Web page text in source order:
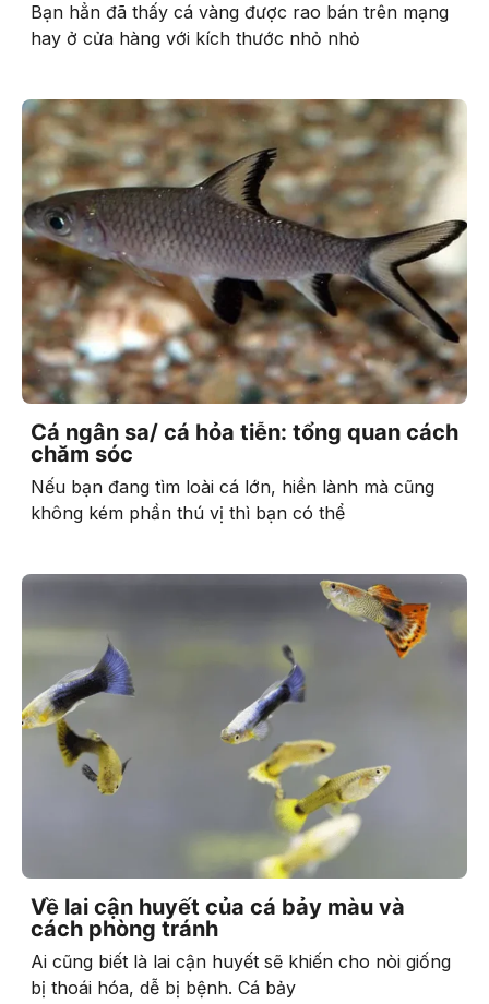
Bạn hẳn đã thấy cá vàng được rao bán trên mạng
hay ở cửa hàng với kích thước nhỏ nhỏ
Cá ngân sa/ cá hỏa tiễn: tổng quan cách
chăm sóc
Nếu bạn đang tìm loài cá lớn, hiền lành mà cũng
không kém phần thú vị thì bạn có thể
Về lai cận huyết của cá bảy màu và
cách phòng tránh
Ai cũng biết là lai cận huyết sẽ khiến cho nòi giống
bị thoái hóa, dễ bị bệnh. Cá bảy